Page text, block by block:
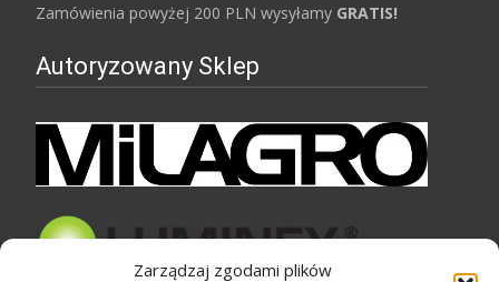
Zarządzaj zgodami plików
Zamówienia powyżej 200 PLN wysyłamy GRATIS!
Autoryzowany Sklep